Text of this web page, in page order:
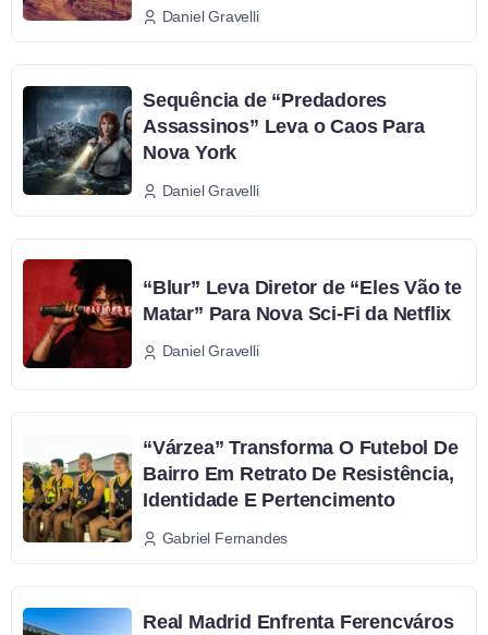
Daniel Gravelli
Sequência de “Predadores
Assassinos” Leva o Caos Para
Nova York
Daniel Gravelli
“Blur” Leva Diretor de “Eles Vão te
Matar” Para Nova Sci-Fi da Netflix
Daniel Gravelli
“Várzea” Transforma O Futebol De
Bairro Em Retrato De Resistência,
Identidade E Pertencimento
Gabriel Fernandes
Real Madrid Enfrenta Ferencváros